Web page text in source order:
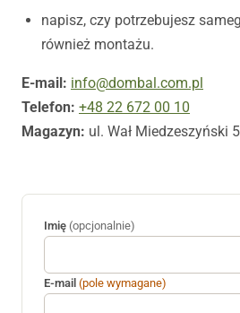
napisz, czy potrzebujesz
również montażu.
E-mail: info@dombal.com.pl
Telefon: +48 22 672 00 10
Magazyn: ul. Wał Miedzeszyński
Imię (opcjonalnie)
E-mail (pole wymagane)